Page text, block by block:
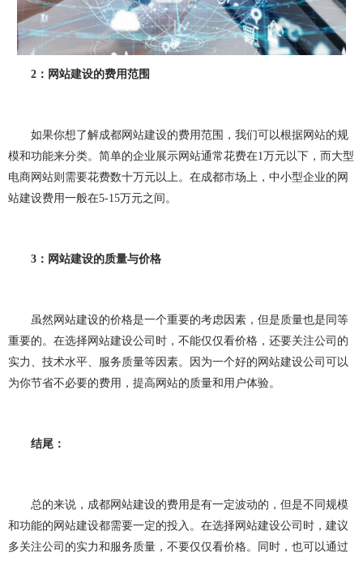
企业网站建设 企业网站制作 公司网站建设
公司网站制作 企业网站设计 企业建网站
成都网站建设 成都网站制作 网站建设费用
网站建设多少钱 网站制作 网站定制
网站建设问题 企业建站
小程序制作 小程序开发问题 小程序 团队介绍
2 ：网站建设的费用范围
如果你想了解成都网站建设的费用范围，我们可以根据网站的规
模和功能来分类。简单的企业展示网站通常花费在1万元以下，而大型
电商网站则需要花费数十万元以上。在成都市场上，中小型企业的网
站建设费用一般在5-15万元之间。
3 ：网站建设的质量与价格
虽然网站建设的价格是一个重要的考虑因素，但是质量也是同等
重要的。在选择网站建设公司时，不能仅仅看价格，还要关注公司的
实力、技术水平、服务质量等因素。因为一个好的网站建设公司可以
为你节省不必要的费用，提高网站的质量和用户体验。
结尾：
总的来说，成都网站建设的费用是有一定波动的，但是不同规模
和功能的网站建设都需要一定的投入。在选择网站建设公司时，建议
多关注公司的实力和服务质量，不要仅仅看价格。同时，也可以通过